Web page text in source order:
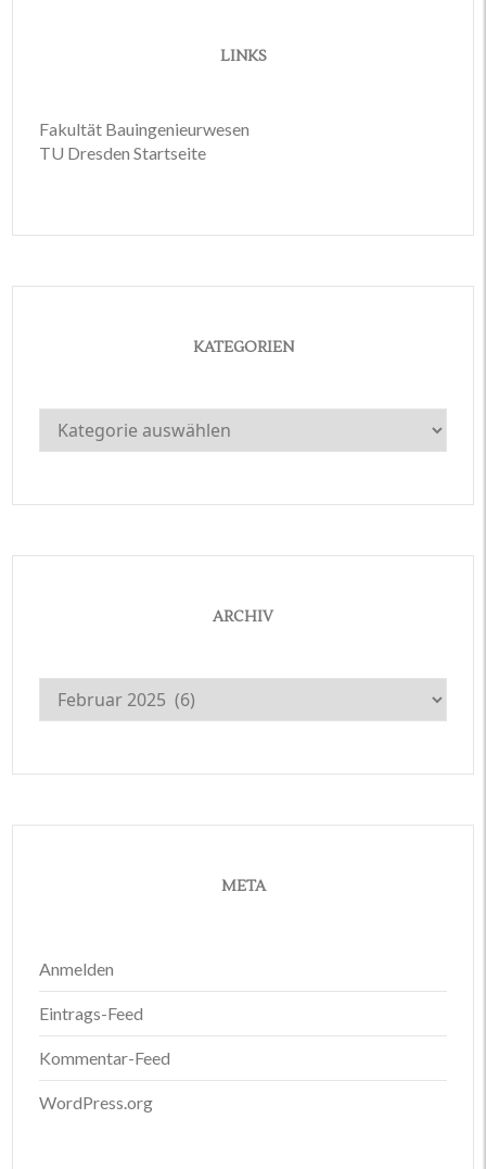
LINKS
Fakultät Bauingenieurwesen
TU Dresden Startseite
KATEGORIEN
Kategorien
ARCHIV
Archiv
META
Anmelden
Eintrags-Feed
Kommentar-Feed
WordPress.org